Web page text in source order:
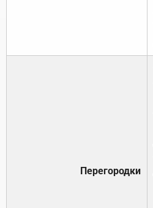
Перегородки